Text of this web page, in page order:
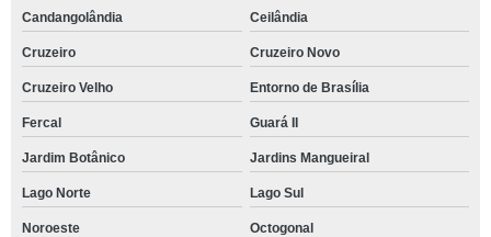
Candangolândia Ceilândia
Cruzeiro Cruzeiro Novo
Cruzeiro Velho Entorno de Brasília
Fercal Guará II
Jardim Botânico Jardins Mangueiral
Lago Norte Lago Sul
Noroeste Octogonal